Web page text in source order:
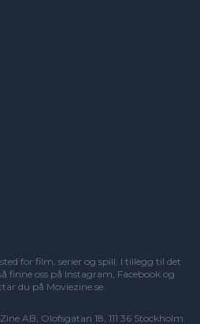
for film, serier og spill. I tillegg til det
finne oss på Instagram, Facebook og
du på Moviezine.se.
AB, Olofsgatan 18, 111 36 Stockholm